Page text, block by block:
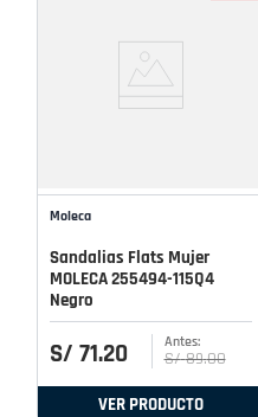
Moleca
Sandalias Flats Mujer
MOLECA 255494-115Q4
Negro
S/ 71.20 S/ 89.00
VER PRODUCTO